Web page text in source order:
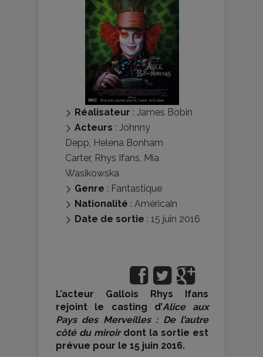
Réalisateur : James Bobin
Acteurs : Johnny
Depp, Helena Bonham
Carter, Rhys Ifans, Mia
Wasikowska
Genre : Fantastique
Nationalité : Américain
Date de sortie : 15 juin 2016
L’acteur Gallois Rhys Ifans
rejoint le casting d’Alice aux
Pays des Merveilles : De l’autre
côté du miroirdont la sortie est
prévue pour le 15 juin 2016.